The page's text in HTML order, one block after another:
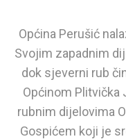
Općina Perušić
Svojim zapadnim
dok sjeverni rub
Općinom
rubnim dijelovima
Gospićem koji je